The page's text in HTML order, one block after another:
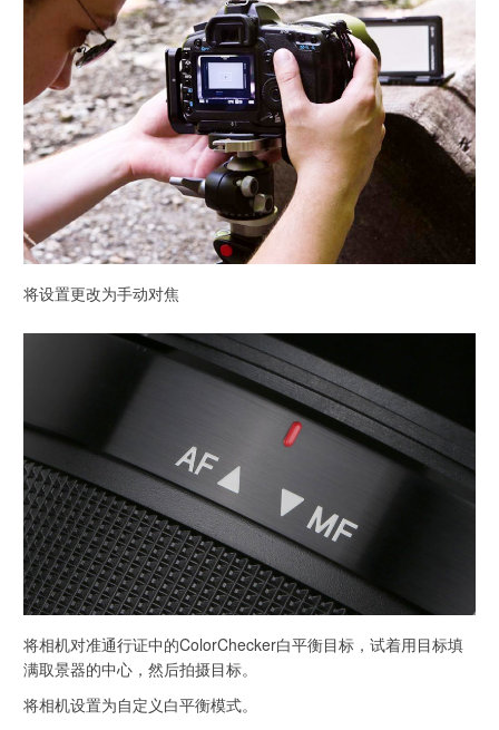
将设置更改为手动对焦
将相机对准通行证中的ColorChecker白平衡目标，试着用目标填
满取景器的中心，然后拍摄目标。
将相机设置为自定义白平衡模式。